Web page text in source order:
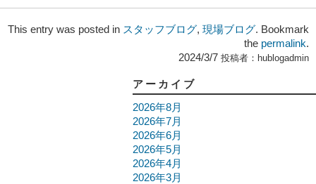
This entry was posted in スタッフブログ, 現場ブログ. Bookmark
the permalink.
2024/3/7 投稿者： hublogadmin
アーカイブ
2026年8月
2026年7月
2026年6月
2026年5月
2026年4月
2026年3月